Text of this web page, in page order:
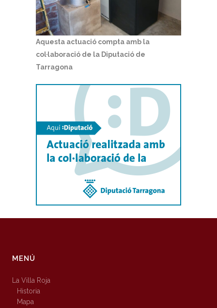
Aquesta actuació compta amb la
col·laboració de la Diputació de
Tarragona
MENÚ
La Villa Roja
Historia
Mapa